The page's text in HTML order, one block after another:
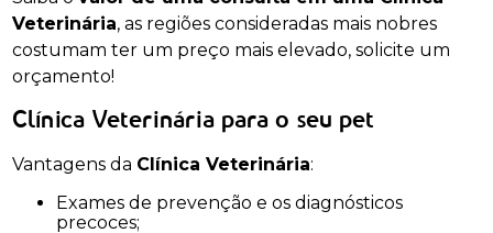
Veterinária, as regiões consideradas mais nobres
costumam ter um preço mais elevado, solicite um
orçamento!
Clínica Veterinária para o seu pet
Vantagens da Clínica Veterinária:
Exames de prevenção e os diagnósticos
precoces;